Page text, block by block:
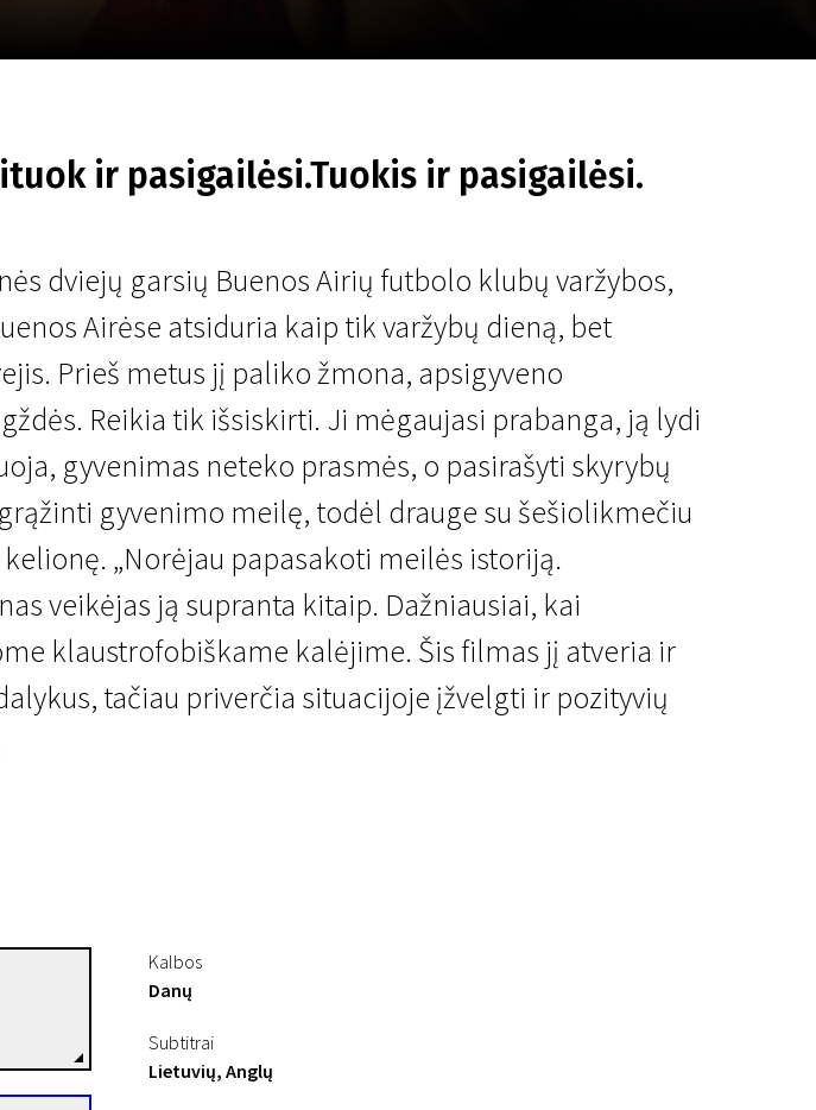
ir pasigailėsi.Tuokis ir pasigailėsi.
dviejų garsių Buenos Airių futbolo klubų varžybos,
Airėse atsiduria kaip tik varžybų dieną, bet
Prieš metus jį paliko žmona, apsigyveno
Reikia tik išsiskirti. Ji mėgaujasi prabanga, ją lydi
gyvenimas neteko prasmės, o pasirašyti skyrybų
gyvenimo meilę, todėl drauge su šešiolikmečiu
„Norėjau papasakoti meilės istoriją.
veikėjas ją supranta kitaip. Dažniausiai, kai
klaustrofobiškame kalėjime. Šis filmas jį atveria ir
tačiau priverčia situacijoje įžvelgti ir pozityvių
Kalbos
Danų
Subtitrai
Lietuvių, Anglų